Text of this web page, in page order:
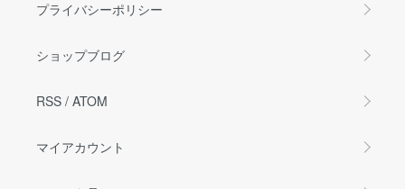
プライバシーポリシー
ショップブログ
RSS / ATOM
マイアカウント